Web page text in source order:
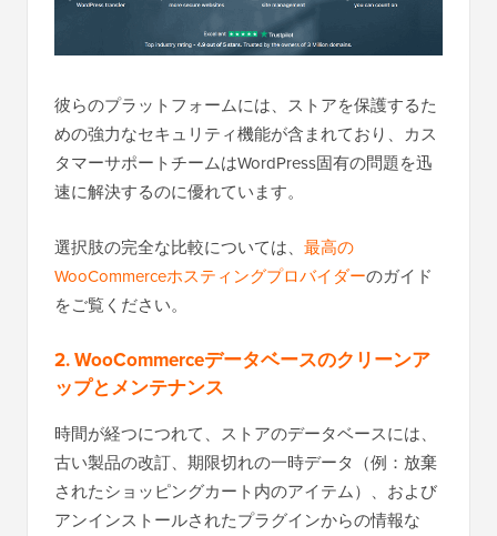
彼らのプラットフォームには、ストアを保護するた
めの強力なセキュリティ機能が含まれており、カス
タマーサポートチームはWordPress固有の問題を迅
速に解決するのに優れています。
選択肢の完全な比較については、 最高の
WooCommerceホスティングプロバイダーのガイド
をご覧ください。
2. WooCommerceデータベースのクリーンア
ップとメンテナンス
時間が経つにつれて、ストアのデータベースには、
古い製品の改訂、期限切れの一時データ（例：放棄
されたショッピングカート内のアイテム）、および
アンインストールされたプラグインからの情報な